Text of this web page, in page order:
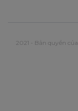
2021 - Bản quyền